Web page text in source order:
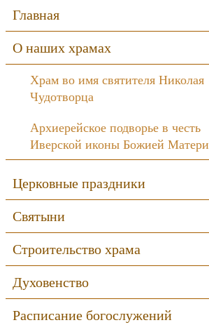
Sidebar
Главная
О наших храмах
Храм во имя святителя Николая
Чудотворца
Архиерейское подворье в честь
Иверской иконы Божией Матери
Церковные праздники
Святыни
Строительство храма
Духовенство
Расписание богослужений